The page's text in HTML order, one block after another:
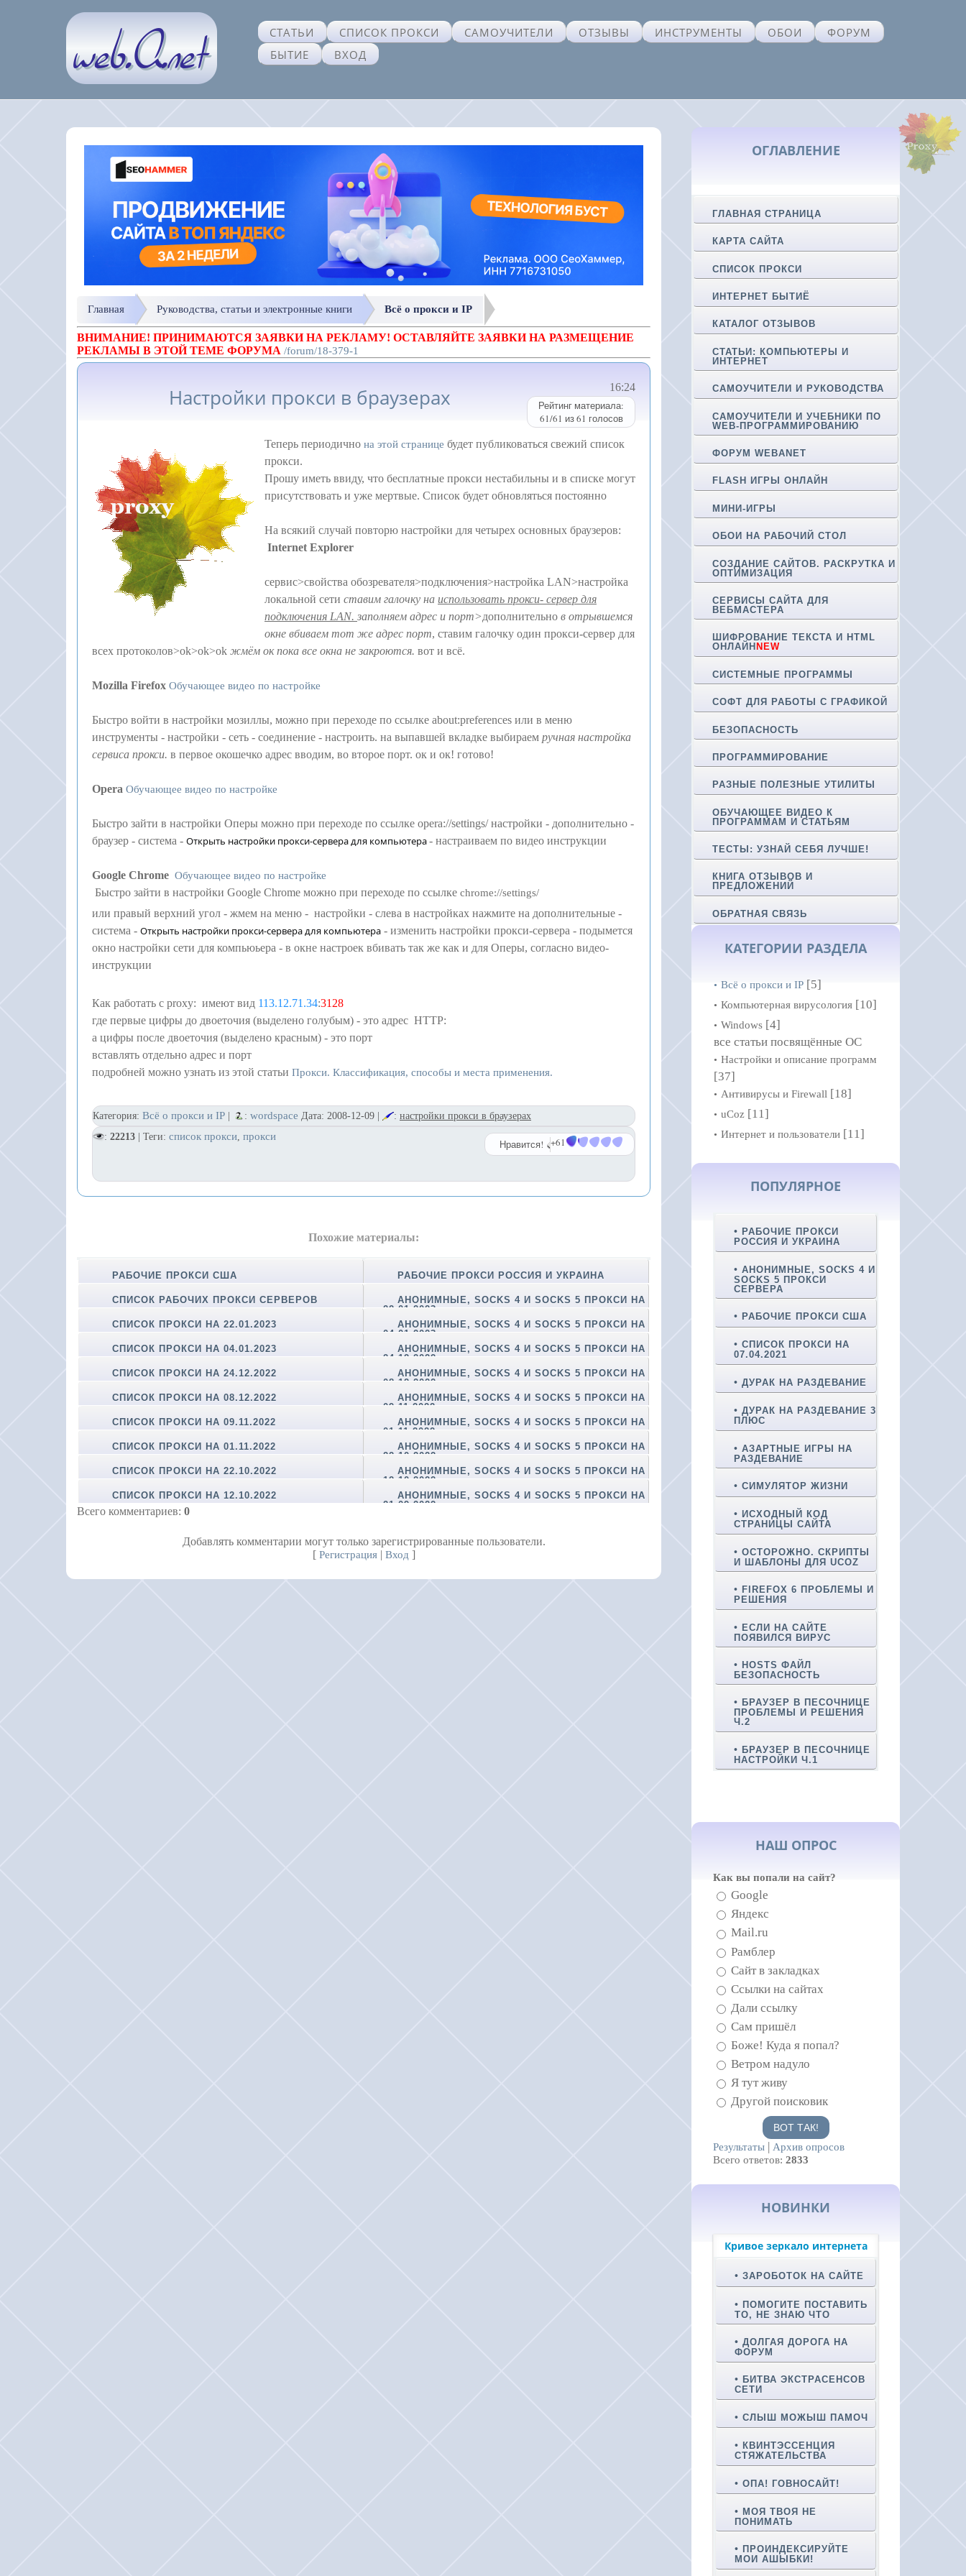
СТАТЬИ СПИСОК ПРОКСИ САМОУЧИТЕЛИ ОТЗЫВЫ ИНСТРУМЕНТЫ ОБОИ
ФОРУМ
БЫТИЕ
ВХОД
Главная Руководства, статьи и электронные книги Всё о прокси и IP
ВНИМАНИЕ! ПРИНИМАЮТСЯ ЗАЯВКИ НА РЕКЛАМУ! ОСТАВЛЯЙТЕ ЗАЯВКИ НА РАЗМЕЩЕНИЕ
РЕКЛАМЫ В ЭТОЙ ТЕМЕ ФОРУМА /forum/18-379-1
Настройки прокси в браузерах 16:24
Рейтинг материала:
61/61 из61 голосов
Теперь периодично на этой странице будет публиковаться свежий список
прокси.
Прошу иметь ввиду, что бесплатные прокси нестабильны и в списке могут
присутствовать и уже мертвые. Список будет обновляться постоянно
На всякий случай повторю настройки для четырех основных браузеров:
Internet Explorer
сервис>свойства обозревателя>подключения>настройка LAN>настройка
локальной сети ставим галочку на использовать прокси- сервер для
подключения LAN. заполняем адрес и порт>дополнительно в отрывшемся
окне вбиваем тот же адрес порт, ставим галочку один прокси-сервер для
всех протоколов>ok>ok>ok жмём ок пока все окна не закроются. вот и всё.
Mozilla Firefox Обучающее видео по настройке
Быстро войти в настройки мозиллы, можно при переходе по ссылке about:preferences или в меню
инструменты - настройки - сеть - соединение - настроить. на выпавшей вкладке выбираем ручная настройка
сервиса прокси. в первое окошечко адрес вводим, во второе порт. ок и ок! готово!
Opera Обучающее видео по настройке
Быстро зайти в настройки Оперы можно при переходе по ссылке opera://settings/ настройки - дополнительно -
браузер - система - Открыть настройки прокси-сервера для компьютера- настраиваем по видео инструкции
Google Chrome Обучающее видео по настройке
Быстро зайти в настройки Google Chrome можно при переходе по ссылке chrome://settings/
или правый верхний угол - жмем на меню - настройки - слева в настройках нажмите на дополнительные -
система - Открыть настройки прокси-сервера для компьютера - изменить настройки прокси-сервера - подымется
окно настройки сети для компьюьера - в окне настроек вбивать так же как и для Оперы, согласно видео-
инструкции
Как работать с proxy: имеют вид 113.12.71.34:3128
где первые цифры до двоеточия (выделено голубым) - это адрес HTTP:
а цифры после двоеточия (выделено красным) - это порт
вставлять отдельно адрес и порт
подробней можно узнать из этой статьи Прокси. Классификация, способы и места применения.
Категория: Всё о прокси и IP | : wordspace Дата: 2008-12-09 | : настройки прокси в браузерах
: 22213
Нравится! +61
| Теги: список прокси прокси
Похожие материалы:
РАБОЧИЕ ПРОКСИ США РАБОЧИЕ ПРОКСИ РОССИЯ И УКРАИНА
СПИСОК РАБОЧИХ ПРОКСИ СЕРВЕРОВ
АНОНИМНЫЕ, SOCKS 4 И SOCKS 5 ПРОКСИ НА
22.01.2023
СПИСОК ПРОКСИ НА 22.01.2023
АНОНИМНЫЕ, SOCKS 4 И SOCKS 5 ПРОКСИ НА
04.01.2023
СПИСОК ПРОКСИ НА 04.01.2023
АНОНИМНЫЕ, SOCKS 4 И SOCKS 5 ПРОКСИ НА
24.12.2022
СПИСОК ПРОКСИ НА 24.12.2022
АНОНИМНЫЕ, SOCKS 4 И SOCKS 5 ПРОКСИ НА
08.12.2022
СПИСОК ПРОКСИ НА 08.12.2022
АНОНИМНЫЕ, SOCKS 4 И SOCKS 5 ПРОКСИ НА
09.11.2022
СПИСОК ПРОКСИ НА 09.11.2022
АНОНИМНЫЕ, SOCKS 4 И SOCKS 5 ПРОКСИ НА
01.11.2022
СПИСОК ПРОКСИ НА 01.11.2022
АНОНИМНЫЕ, SOCKS 4 И SOCKS 5 ПРОКСИ НА
22.10.2022
СПИСОК ПРОКСИ НА 22.10.2022
АНОНИМНЫЕ, SOCKS 4 И SOCKS 5 ПРОКСИ НА
12.10.2022
СПИСОК ПРОКСИ НА 12.10.2022
АНОНИМНЫЕ, SOCKS 4 И SOCKS 5 ПРОКСИ НА
21.09.2022
Всего комментариев: 0
Добавлять комментарии могут только зарегистрированные пользователи.
[ Регистрация| Вход ]
ОГЛАВЛЕНИЕ
ГЛАВНАЯ СТРАНИЦА
КАРТА САЙТА
СПИСОК ПРОКСИ
ИНТЕРНЕТ БЫТИЁ
КАТАЛОГ ОТЗЫВОВ
СТАТЬИ: КОМПЬЮТЕРЫ И
ИНТЕРНЕТ
САМОУЧИТЕЛИ И РУКОВОДСТВА
САМОУЧИТЕЛИ И УЧЕБНИКИ ПО
WEB-ПРОГРАММИРОВАНИЮ
ФОРУМ WEBANET
FLASH ИГРЫ ОНЛАЙН
МИНИ-ИГРЫ
ОБОИ НА РАБОЧИЙ СТОЛ
СОЗДАНИЕ САЙТОВ. РАСКРУТКА И
ОПТИМИЗАЦИЯ
СЕРВИСЫ САЙТА ДЛЯ
ВЕБМАСТЕРА
ШИФРОВАНИЕ ТЕКСТА И HTML
ОНЛАЙН NEW
СИСТЕМНЫЕ ПРОГРАММЫ
СОФТ ДЛЯ РАБОТЫ С ГРАФИКОЙ
БЕЗОПАСНОСТЬ
ПРОГРАММИРОВАНИЕ
РАЗНЫЕ ПОЛЕЗНЫЕ УТИЛИТЫ
ОБУЧАЮЩЕЕ ВИДЕО К
ПРОГРАММАМ И СТАТЬЯМ
ТЕСТЫ: УЗНАЙ СЕБЯ ЛУЧШЕ!
КНИГА ОТЗЫВОВ И
ПРЕДЛОЖЕНИЙ
ОБРАТНАЯ СВЯЗЬ
КАТЕГОРИИ РАЗДЕЛА
Всё о прокси и IP [5]
Компьютерная вирусология [10]
Windows [4]
все статьи посвящённые ОС
Настройки и описание программ
[37]
Антивирусы и Firewall [18]
uCoz [11]
Интернет и пользователи [11]
ПОПУЛЯРНОЕ
РАБОЧИЕ ПРОКСИ
РОССИЯ И УКРАИНА
АНОНИМНЫЕ, SOCKS 4 И
SOCKS 5 ПРОКСИ
СЕРВЕРА
РАБОЧИЕ ПРОКСИ США
СПИСОК ПРОКСИ НА
07.04.2021
ДУРАК НА РАЗДЕВАНИЕ
ДУРАК НА РАЗДЕВАНИЕ 3
ПЛЮС
АЗАРТНЫЕ ИГРЫ НА
РАЗДЕВАНИЕ
СИМУЛЯТОР ЖИЗНИ
ИСХОДНЫЙ КОД
СТРАНИЦЫ САЙТА
ОСТОРОЖНО. СКРИПТЫ
И ШАБЛОНЫ ДЛЯ UCOZ
FIREFOX 6 ПРОБЛЕМЫ И
РЕШЕНИЯ
ЕСЛИ НА САЙТЕ
ПОЯВИЛСЯ ВИРУС
HOSTS ФАЙЛ
БЕЗОПАСНОСТЬ
БРАУЗЕР В ПЕСОЧНИЦЕ
ПРОБЛЕМЫ И РЕШЕНИЯ
Ч.2
БРАУЗЕР В ПЕСОЧНИЦЕ
НАСТРОЙКИ Ч.1
НАШ ОПРОС
Как вы попали на сайт?
Google
Яндекс
Mail.ru
Рамблер
Сайт в закладках
Ссылки на сайтах
Дали ссылку
Сам пришёл
Боже! Куда я попал?
Ветром надуло
Я тут живу
Другой поисковик
Результаты
Архив опросов
Всего ответов: 2833
НОВИНКИ
Кривое зеркало интернета
ЗАРОБОТОК НА САЙТЕ
ПОМОГИТЕ ПОСТАВИТЬ
ТО, НЕ ЗНАЮ ЧТО
ДОЛГАЯ ДОРОГА НА
ФОРУМ
БИТВА ЭКСТРАСЕНСОВ
СЕТИ
СЛЫШ МОЖЫШ ПАМОЧ
КВИНТЭССЕНЦИЯ
СТЯЖАТЕЛЬСТВА
ОПА! ГОВНОСАЙТ!
МОЯ ТВОЯ НЕ
ПОНИМАТЬ
ПРОИНДЕКСИРУЙТЕ
МОИ АШЫБКИ!